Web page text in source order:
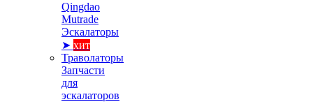
Qingdao
Mutrade
Эскалаторы
➤ хит
Траволаторы
Запчасти
для
эскалаторов